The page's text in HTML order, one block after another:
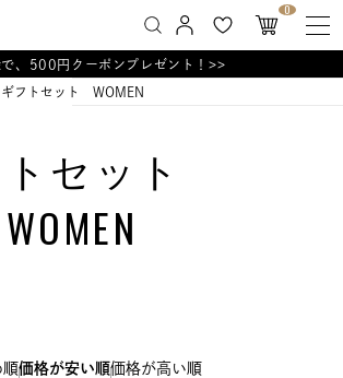
0
、500円クーポンプレゼント！>>
ギフトセット WOMEN
トセット
WOMEN
順価格が安い順価格が高い順